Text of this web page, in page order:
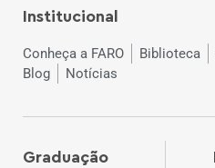
Institucional
Conheça a FARO Biblioteca
Blog
Notícias
Graduação